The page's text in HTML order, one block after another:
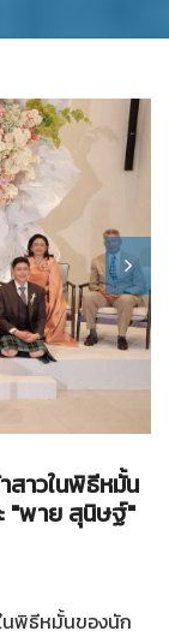
สาวในพิธีหมั้น
"พาย สุนิษฐ์"
นพิธีหมั้นของนัก